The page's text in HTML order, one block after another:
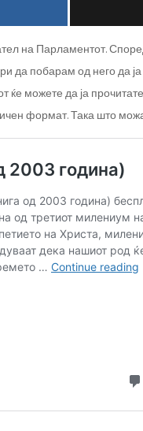
на Парламентот.
да побарам од него да
ќе можете да ја
формат. Така што